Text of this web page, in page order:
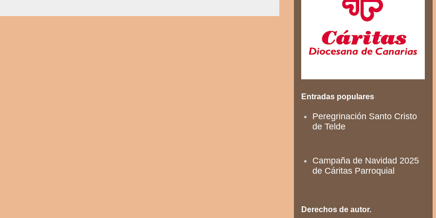
Entradas populares
Peregrinación Santo Cristo
de Telde
Campaña de Navidad 2025
de Cáritas Parroquial
Derechos de autor.